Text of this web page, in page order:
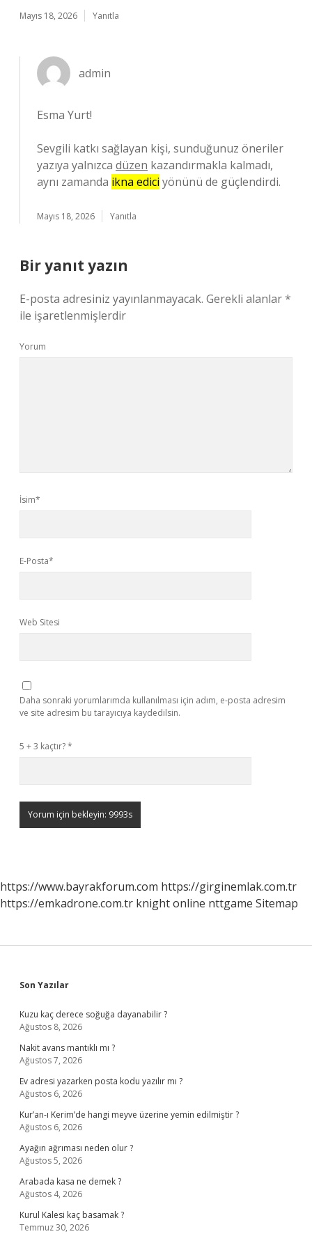
Mayıs 18, 2026 Yanıtla
admin
Esma Yurt!
Sevgili katkı sağlayan kişi, sunduğunuz öneriler
yazıya yalnızca düzen kazandırmakla kalmadı,
aynı zamanda ikna edici yönünü de güçlendirdi.
Mayıs 18, 2026 Yanıtla
Bir yanıt yazın
E-posta adresiniz yayınlanmayacak. Gerekli alanlar*
ile işaretlenmişlerdir
Yorum
İsim*
E-Posta*
Web Sitesi
Daha sonraki yorumlarımda kullanılması için adım, e-posta adresim
ve site adresim bu tarayıcıya kaydedilsin.
5 + 3 kaçtır?*
https://www.bayrakforum.com https://girginemlak.com.tr
https://emkadrone.com.tr knight online nttgame Sitemap
Sidebar
Son Yazılar
Kuzu kaç derece soğuğa dayanabilir ?
Ağustos 8, 2026
Nakit avans mantıklı mı ?
Ağustos 7, 2026
Ev adresi yazarken posta kodu yazılır mı ?
Ağustos 6, 2026
Kur’an-ı Kerim’de hangi meyve üzerine yemin edilmiştir ?
Ağustos 6, 2026
Ayağın ağrıması neden olur ?
Ağustos 5, 2026
Arabada kasa ne demek ?
Ağustos 4, 2026
Kurul Kalesi kaç basamak ?
Temmuz 30, 2026